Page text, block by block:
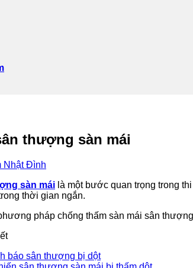
thượng sàn mái
Nhật Đình
sàn mái là một bước quan trọng trong
thời gian ngắn.
pháp chống thấm sàn mái sân
báo sân thượng bị dột